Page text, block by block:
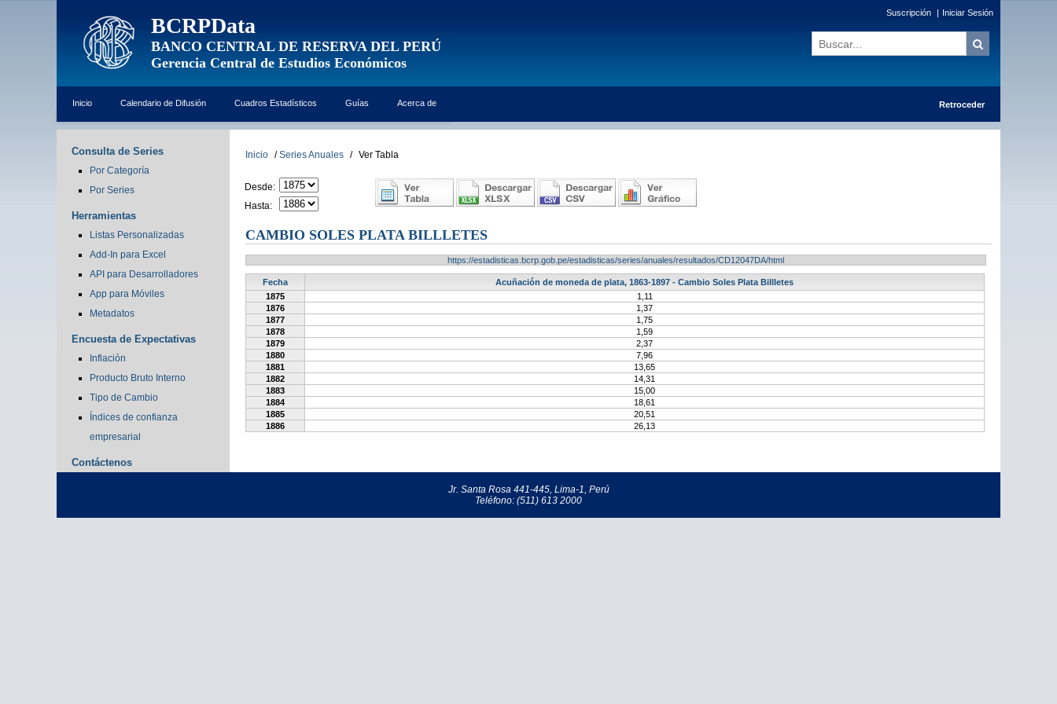
BCRPData
BANCO CENTRAL DE RESERVA DEL PERÚ
Gerencia Central de Estudios Económicos
Suscripción | Iniciar Sesión
Inicio Calendario de Difusión Cuadros Estadísticos Guías Acerca de Retroceder
Consulta de Series
Por Categoría
Por Series
Herramientas
Listas Personalizadas
Add-In para Excel
API para Desarrolladores
App para Móviles
Metadatos
Encuesta de Expectativas
Inflación
Producto Bruto Interno
Tipo de Cambio
Índices de confianza
empresarial
Contáctenos
Inicio / Series Anuales / Ver Tabla
Desde:
Hasta:
CAMBIO SOLES PLATA BILLLETES
https://estadisticas.bcrp.gob.pe/estadisticas/series/anuales/resultados/CD12047DA/html
Fecha
Acuñación de moneda de plata, 1863-1897 - Cambio Soles Plata Billletes
1875
1,11
1876
1,37
1877
1,75
1878
1,59
1879
2,37
1880
7,96
1881
13,65
1882
14,31
1883
15,00
1884
18,61
1885
20,51
1886
26,13
Jr. Santa Rosa 441-445, Lima-1, Perú
Teléfono: (511) 613 2000